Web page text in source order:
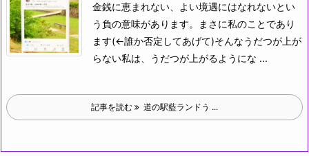
金銭に恵まれない、よい境遇にはなれないとい
う負の意味があります。まさに私のことであり
ます(←誰か否定してあげて)そんなうだつが上が
らない私は、うだつが上がるようにな ...
記事を読む 道の駅藍ランドう ...